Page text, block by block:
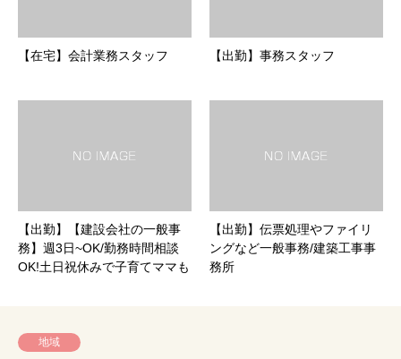
【在宅】会計業務スタッフ 【出勤】事務スタッフ
【出勤】【建設会社の一般事
務】週3日~OK/勤務時間相談
OK!土日祝休みで子育てママも
【出勤】伝票処理やファイリ
ングなど一般事務/建築工事事
務所
地域